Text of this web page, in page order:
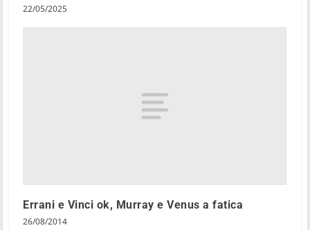
22/05/2025
Errani e Vinci ok, Murray e Venus a fatica
26/08/2014